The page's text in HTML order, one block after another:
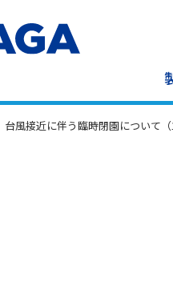
台風接近に伴う臨時閉園について（